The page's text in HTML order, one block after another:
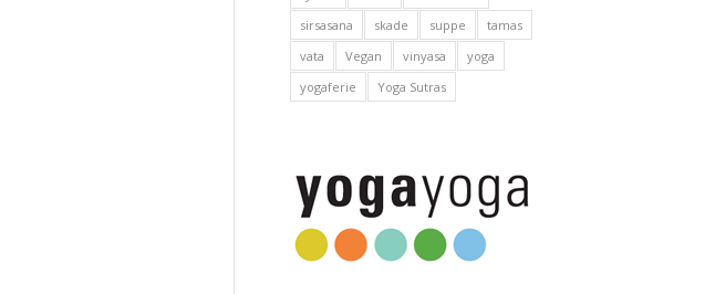
sirsasana
skade suppe
tamas
vata
Vegan vinyasa
yoga
yogaferie
Yoga Sutras